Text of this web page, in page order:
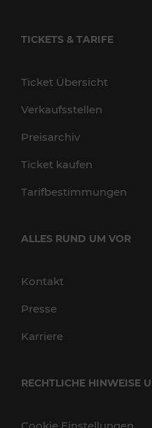
TICKETS & TARIFE
Ticket Übersicht
Verkaufsstellen
Preisarchiv
Ticket kaufen
Tarifbestimmungen
ALLES RUND UM VOR
Kontakt
Presse
Karriere
RECHTLICHE HINWEISE